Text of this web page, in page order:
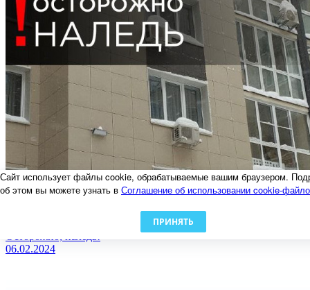
06.02.2024
Сайт использует файлы cookie, обрабатываемые вашим браузером.
об этом вы можете узнать в Соглашение об использовании cookie-
ПРИНЯТЬ